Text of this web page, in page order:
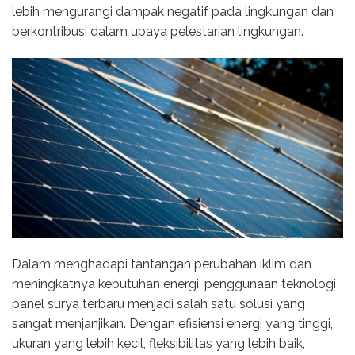
lebih mengurangi dampak negatif pada lingkungan dan
berkontribusi dalam upaya pelestarian lingkungan.
Dalam menghadapi tantangan perubahan iklim dan
meningkatnya kebutuhan energi, penggunaan teknologi
panel surya terbaru menjadi salah satu solusi yang
sangat menjanjikan. Dengan efisiensi energi yang tinggi,
ukuran yang lebih kecil, fleksibilitas yang lebih baik,